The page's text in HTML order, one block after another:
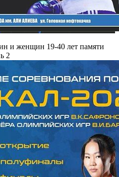
и женщин 19-40 лет памяти
2